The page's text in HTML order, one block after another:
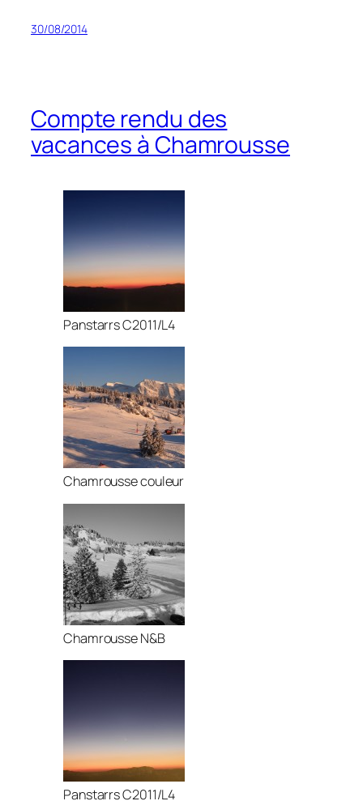
30/08/2014
Compte rendu des
vacances à Chamrousse
Panstarrs C2011/L4
Chamrousse couleur
Chamrousse N&B
Panstarrs C2011/L4